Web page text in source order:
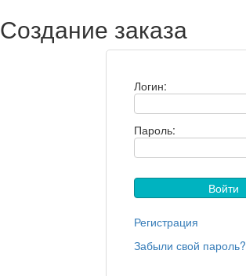
Создание заказа
Логин:
Пароль:
Регистрация
Забыли свой пароль?